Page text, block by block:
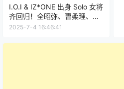
I.O.I & IZ*ONE 出身 Solo 女将
齐回归！全昭弥、曺柔理、崔
叡娜七月“夏日女王”大战！
2025-7-4 16:46:41